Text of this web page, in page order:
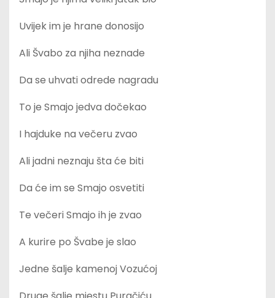
Uvijek im je hrane donosijo
Ali Švabo za njiha neznade
Da se uhvati odrede nagradu
To je Smajo jedva dočekao
I hajduke na večeru zvao
Ali jadni neznaju šta će biti
Da će im se Smajo osvetiti
Te večeri Smajo ih je zvao
A kurire po Švabe je slao
Jedne šalje kamenoj Vozućoj